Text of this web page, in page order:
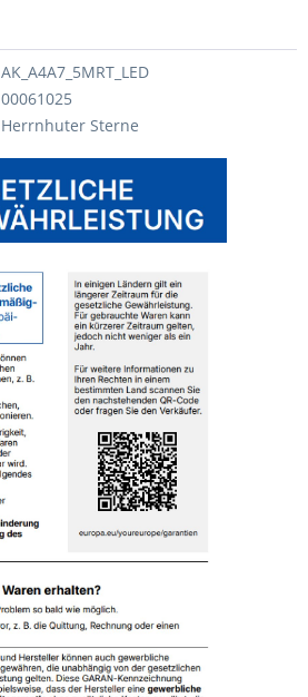
AK_A4A7_5MRT_LED
00061025
Herrnhuter Sterne